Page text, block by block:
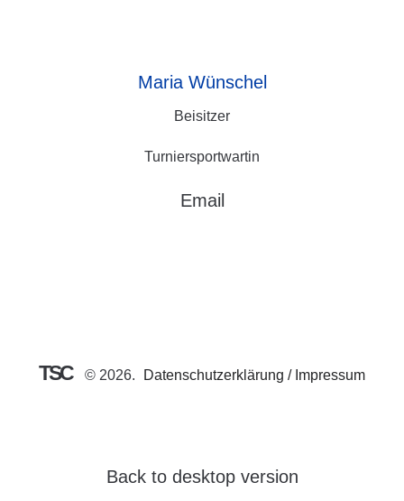
Maria Wünschel
Beisitzer
Turniersportwartin
Email
TSC © 2026 Datenschutzerklärung / Impressum
Back to desktop version